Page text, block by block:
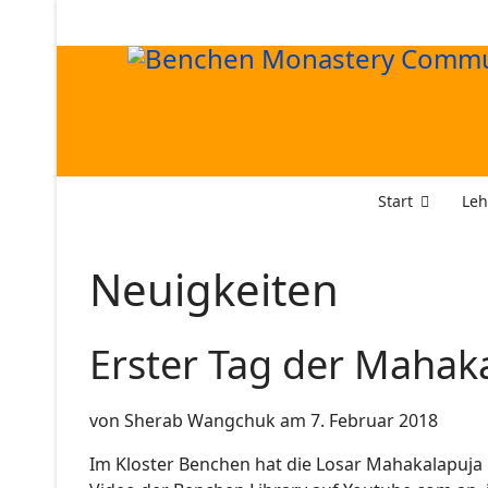
Start
Neuigkeiten
Erster Tag der
von Sherab Wangchuk am 7. Februar 2018
Im Kloster Benchen hat die Losar